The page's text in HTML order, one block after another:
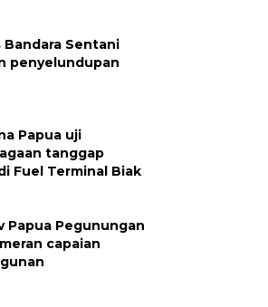
Bandara Sentani
penyelundupan
Papua uji
tanggap
Fuel Terminal Biak
Papua Pegunungan
capaian